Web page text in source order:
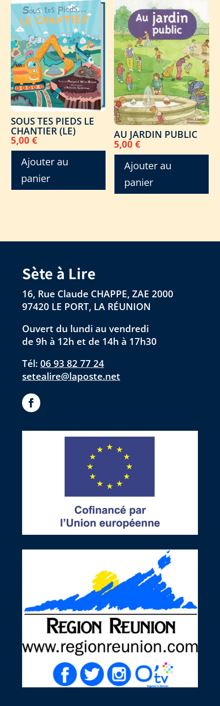
SOUS TES PIEDS LE
CHANTIER (LE)
5,00€
Ajouter au
panier
AU JARDIN PUBLIC
5,00€
Ajouter au
panier
Sète à Lire
16, Rue Claude CHAPPE, ZAE 2000
97420 LE PORT, LA RÉUNION
Ouvert du lundi au vendredi
de 9h à 12h et de 14h à 17h30
Tél: 06 93 82 77 24
setealire@laposte.net